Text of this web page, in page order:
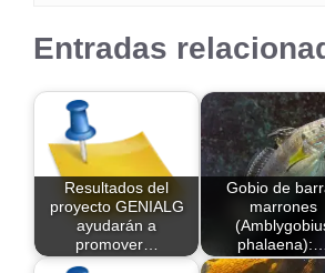
Entradas
Resultados del
proyecto GENIALG
ayudarán a
promover…
Gobio de
marrones
phalaena):…